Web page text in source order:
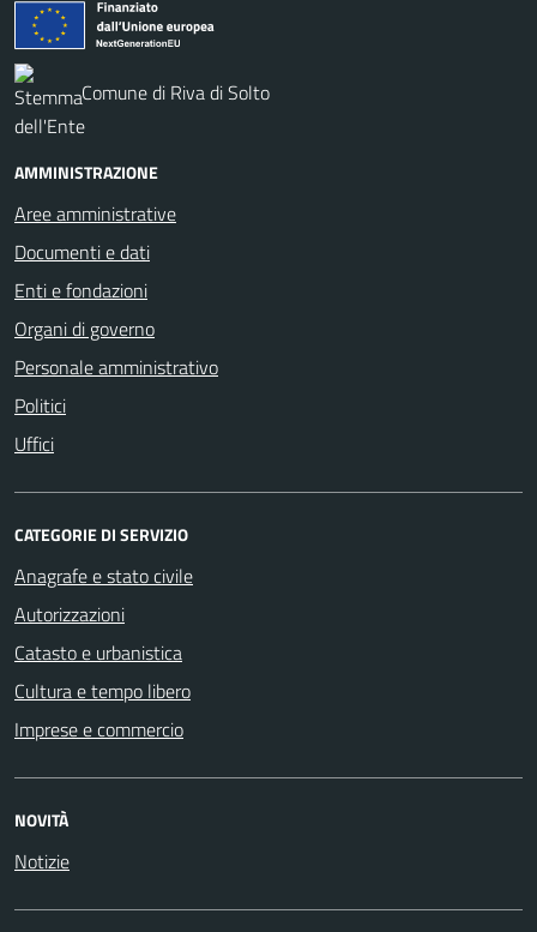
Comune di Riva di Solto
AMMINISTRAZIONE
Aree amministrative
Documenti e dati
Enti e fondazioni
Organi di governo
Personale amministrativo
Politici
Uffici
CATEGORIE DI SERVIZIO
Anagrafe e stato civile
Autorizzazioni
Catasto e urbanistica
Cultura e tempo libero
Imprese e commercio
NOVITÀ
Notizie